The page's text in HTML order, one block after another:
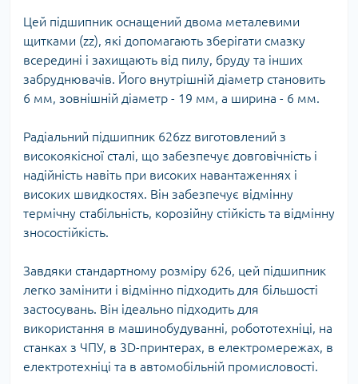
Цей підшипник оснащений двома металевими
щитками (zz), які допомагають зберігати смазку
всередині і захищають від пилу, бруду та інших
забруднювачів. Його внутрішній діаметр становить
6 мм, зовнішній діаметр - 19 мм, а ширина - 6 мм.
Радіальний підшипник 626zz виготовлений з
високоякісної сталі, що забезпечує довговічність і
надійність навіть при високих навантаженнях і
високих швидкостях. Він забезпечує відмінну
термічну стабільність, корозійну стійкість та відмінну
зносостійкість.
Завдяки стандартному розміру 626, цей підшипник
легко замінити і відмінно підходить для більшості
застосувань. Він ідеально підходить для
використання в машинобудуванні, робототехніці, на
станках з ЧПУ, в 3D-принтерах, в електромережах, в
електротехніці та в автомобільній промисловості.